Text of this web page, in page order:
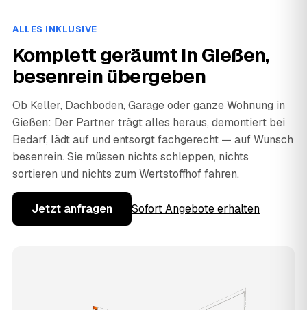
ALLES INKLUSIVE
Komplett geräumt in Gießen,
besenrein übergeben
Ob Keller, Dachboden, Garage oder ganze Wohnung in
Gießen: Der Partner trägt alles heraus, demontiert bei
Bedarf, lädt auf und entsorgt fachgerecht — auf Wunsch
besenrein. Sie müssen nichts schleppen, nichts
sortieren und nichts zum Wertstoffhof fahren.
Jetzt anfragen Sofort Angebote erhalten